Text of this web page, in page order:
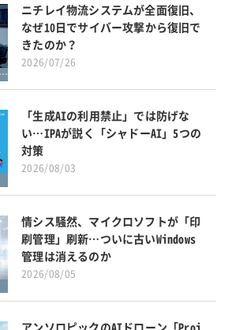
標的型攻撃・ランサムウェア対策
ニチレイ物流システムが全面復旧、
なぜ10日でサイバー攻撃から復旧で
きたのか？
2026/07/26
「生成AIの利用禁止」では防げな
い…IPAが説く「シャドーAI」5つの
対策
2026/08/03
情シス騒然、マイクロソフトが「印
刷管理」刷新…ついに古いWindows
管理は消えるのか
2026/08/05
アンソロピックのAIドローン「Proj